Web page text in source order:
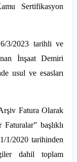
Sertifikasyon
3/2023 tarihli ve
İnşaat Demiri
usul ve esasları
Fatura Olarak
başlıklı
1/2020 tarihinden
dahil toplam